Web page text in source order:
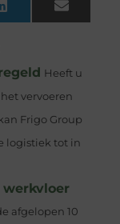
LinkedInEmail
Heeft u
vervoeren
Frigo Group
logistiek tot in
werkvloer
afgelopen 10